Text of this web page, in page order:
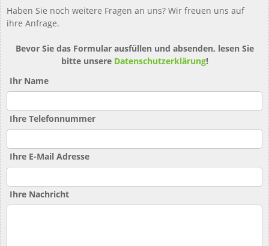
Haben Sie noch weitere Fragen an uns? Wir freuen uns auf
ihre Anfrage.
Bevor Sie das Formular ausfüllen und absenden, lesen Sie
bitte unsere Datenschutzerklärung!
Ihr Name
Ihre Telefonnummer
Ihre E-Mail Adresse
Ihre Nachricht